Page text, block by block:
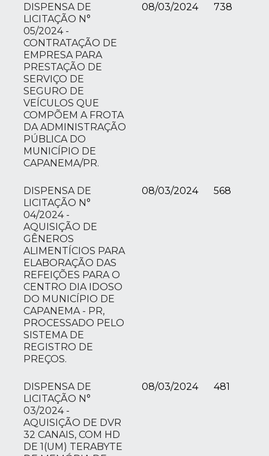
DISPENSA DE
LICITAÇÃO N°
05/2024 -
CONTRATAÇÃO DE
EMPRESA PARA
PRESTAÇÃO DE
SERVIÇO DE
SEGURO DE
VEÍCULOS QUE
COMPÕEM A FROTA
DA ADMINISTRAÇÃO
PÚBLICA DO
MUNICÍPIO DE
CAPANEMA/PR.
08/03/2024 738
DISPENSA DE
LICITAÇÃO N°
04/2024 -
AQUISIÇÃO DE
GÊNEROS
ALIMENTÍCIOS PARA
ELABORAÇÃO DAS
REFEIÇÕES PARA O
CENTRO DIA IDOSO
DO MUNICÍPIO DE
CAPANEMA - PR,
PROCESSADO PELO
SISTEMA DE
REGISTRO DE
PREÇOS.
08/03/2024 568
DISPENSA DE
LICITAÇÃO N°
03/2024 -
AQUISIÇÃO DE DVR
32 CANAIS, COM HD
DE 1(UM) TERABYTE
08/03/2024 481